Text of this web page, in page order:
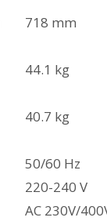
718 mm
44.1 kg
40.7 kg
50/60 Hz
220-240 V
AC 230V/